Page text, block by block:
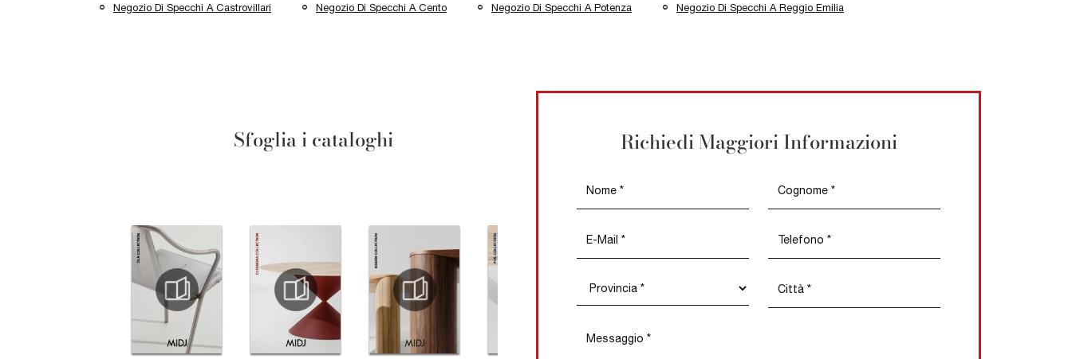
Negozio Di Specchi A Castrovillari Negozio Di Specchi A Cento Negozio Di Specchi A Potenza Negozio Di Specchi A Reggio Emilia
Sfoglia i cataloghi Richiedi Maggiori Informazioni